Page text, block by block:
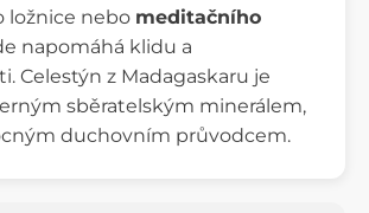
ložnice nebo meditačního
napomáhá klidu a
Celestýn z Madagaskaru je
sběratelským minerálem,
duchovním průvodcem.